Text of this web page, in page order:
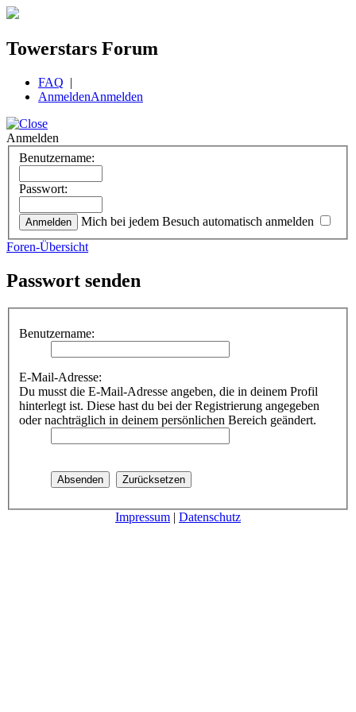
Towerstars Forum
FAQ |
AnmeldenAnmelden
Anmelden
Benutzername:
Passwort:
Mich bei jedem Besuch automatisch anmelden
Foren-Übersicht
Passwort senden
Benutzername:
E-Mail-Adresse:
Du musst die E-Mail-Adresse angeben, die in deinem Profil
hinterlegt ist. Diese hast du bei der Registrierung angegeben
oder nachträglich in deinem persönlichen Bereich geändert.
Impressum | Datenschutz